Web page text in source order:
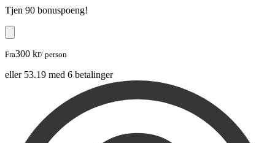
Tjen 90 bonuspoeng!
Fra300 kr/ person
eller 53.19 med 6 betalinger